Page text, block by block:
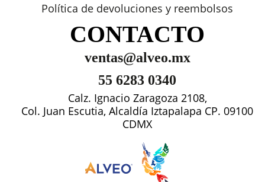
Política de devoluciones y reembolsos
CONTACTO
ventas@alveo.mx
55 6283 0340
Calz. Ignacio Zaragoza 2108,
Col. Juan Escutia, Alcaldía Iztapalapa CP. 09100
CDMX